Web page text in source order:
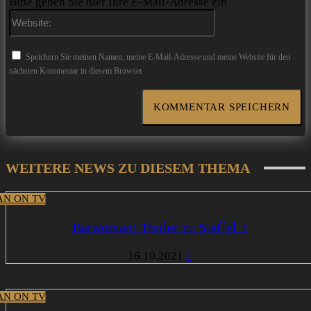
Speichern Sie meinen Namen, meine E-Mail-Adresse und meine Website für den
nächsten Kommentar in diesem Browser.
WEITERE NEWS ZU DIESEM THEMA
ON TV
Batwoman: Trailer zu Staffel 3
16.10.2021 1
ON TV